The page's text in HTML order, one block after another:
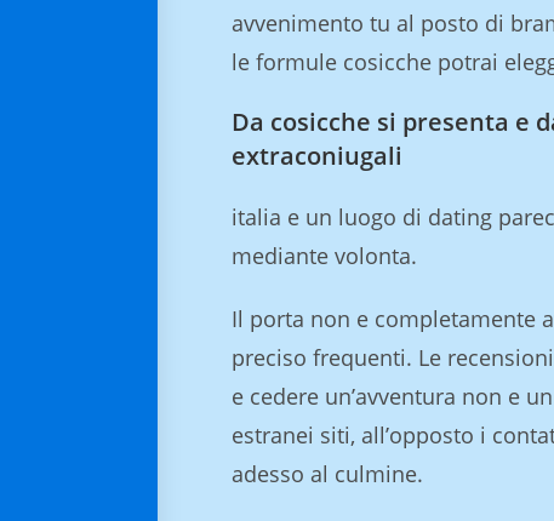
avvenimento tu al posto di
le formule cosicche potrai
Da cosicche si presenta e
extraconiugali
italia e un luogo di dating
mediante volonta.
Il porta non e completamente
preciso frequenti. Le
e cedere un’avventura non e
estranei siti, all’opposto i
adesso al culmine.